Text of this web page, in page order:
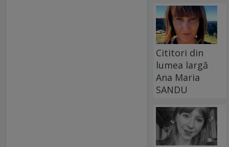
Cititori din
lumea largă
Ana Maria
SANDU